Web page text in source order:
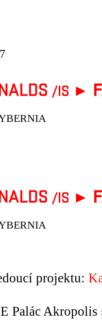
/IS ►
/IS ►
projektu:
Palác Akropolis